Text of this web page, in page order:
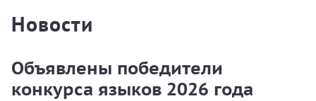
Новости
Объявлены победители
конкурса языков 2026 года